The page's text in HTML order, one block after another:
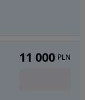
11 000 PLN